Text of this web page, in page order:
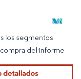
según CC BY 4.0.
los segmentos
del informe